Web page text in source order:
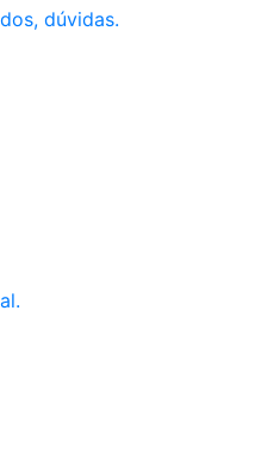
dúvidas.